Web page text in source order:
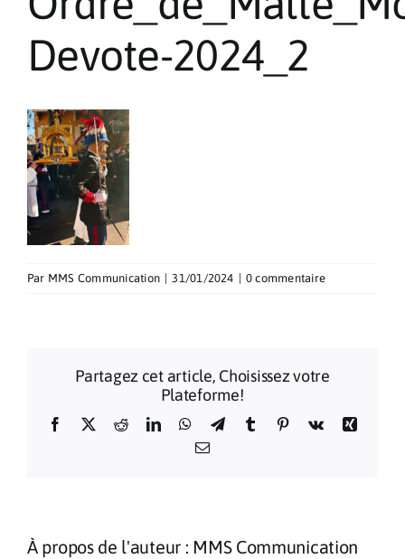
Contact
Devote-2024_2
Par MMS Communication 31/01/2024 0 commentaire
Partagez cet article, Choisissez votre
Plateforme!
Facebook
X RedditLinkedInWhatsApp
TelegramTumblr Pinterest
Vk
Xing
Email
À propos de l'auteur : MMS Communication